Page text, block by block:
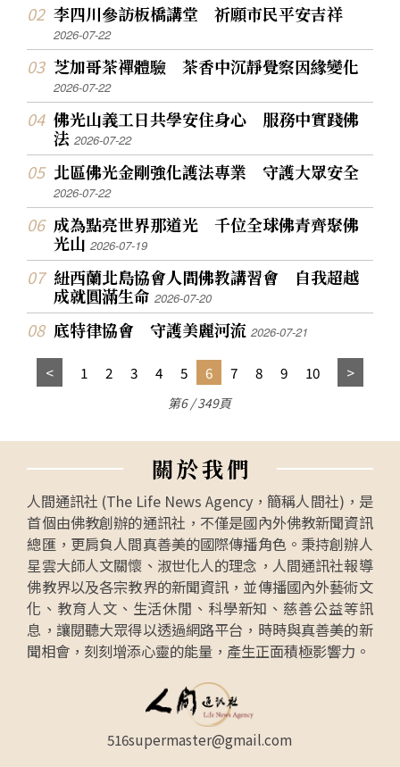
李四川參訪板橋講堂 祈願市民平安吉祥
2026-07-22
芝加哥茶禪體驗 茶香中沉靜覺察因緣變化
2026-07-22
佛光山義工日共學安住身心 服務中實踐佛
法2026-07-22
北區佛光金剛強化護法專業 守護大眾安全
2026-07-22
成為點亮世界那道光 千位全球佛青齊聚佛
光山2026-07-19
紐西蘭北島協會人間佛教講習會 自我超越
成就圓滿生命2026-07-20
底特律協會 守護美麗河流2026-07-21
1 2 3 4 5 6 7 8 9 10
第6 / 349頁
關於我們
人間通訊社 (The Life News Agency，簡稱人間社)，是
首個由佛教創辦的通訊社，不僅是國內外佛教新聞資訊
總匯，更肩負人間真善美的國際傳播角色。秉持創辦人
星雲大師人文關懷、淑世化人的理念，人間通訊社報導
佛教界以及各宗教界的新聞資訊，並傳播國內外藝術文
化、教育人文、生活休閒、科學新知、慈善公益等訊
息，讓閱聽大眾得以透過網路平台，時時與真善美的新
聞相會，刻刻增添心靈的能量，產生正面積極影響力。
516supermaster@gmail.com